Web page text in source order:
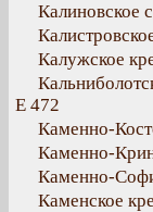
Калиновское
Калужское
Е 472
Каменно-
Каменно-
Каменно-
Каменское